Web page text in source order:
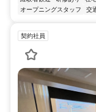
オープニングスタッフ
交
契約社員